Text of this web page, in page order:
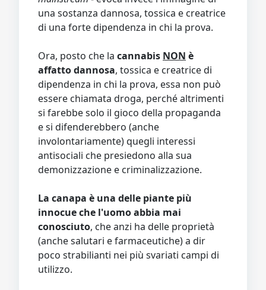
una sostanza dannosa, tossica e creatrice
di una forte dipendenza in chi la prova.
Ora, posto che la cannabis NON è
affatto dannosa, tossica e creatrice di
dipendenza in chi la prova, essa non può
essere chiamata droga, perché altrimenti
si farebbe solo il gioco della propaganda
e si difenderebbero (anche
involontariamente) quegli interessi
antisociali che presiedono alla sua
demonizzazione e criminalizzazione.
La canapa è una delle piante più
innocue che l'uomo abbia mai
conosciuto, che anzi ha delle proprietà
(anche salutari e farmaceutiche) a dir
poco strabilianti nei più svariati campi di
utilizzo.